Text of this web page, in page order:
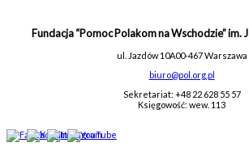
Fundacja “Pomoc Polakom na Wschodzie” im.
ul. Jazdów 10A00-467 Warszawa
biuro@pol.org.pl
Sekretariat: +48 22 628 55 57
Księgowość: wew. 113